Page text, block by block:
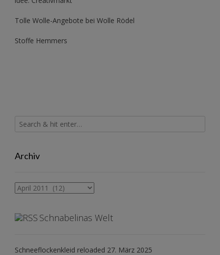
Tolle Wolle-Angebote bei Wolle Rödel
Stoffe Hemmers
Archiv
Archiv
Schnabelinas Welt
Schneeflockenkleid reloaded 27. März 2025